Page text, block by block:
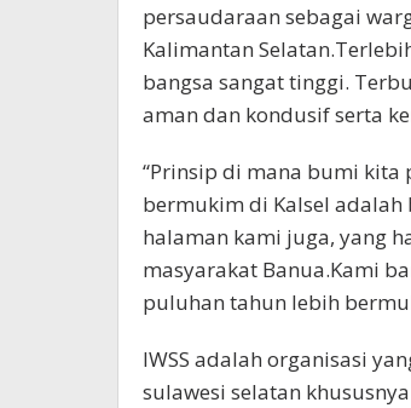
persaudaraan sebagai
Kalimantan
bangsa sangat tinggi.
aman dan kondusif serta
“Prinsip di mana bumi kita
bermukim di Kalsel
halaman kami juga, yang
masyarakat Banua.Kami
puluhan tahun lebih
IWSS adalah organisasi
sulawesi selatan